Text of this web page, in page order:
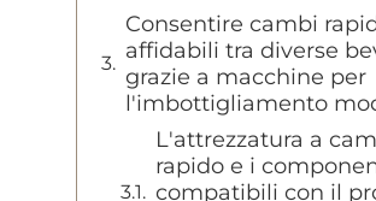
Consentire cambi
affidabili tra diverse
grazie a macchine per
l'imbottigliamento
L'attrezzatura a
rapido e i
compatibili con il